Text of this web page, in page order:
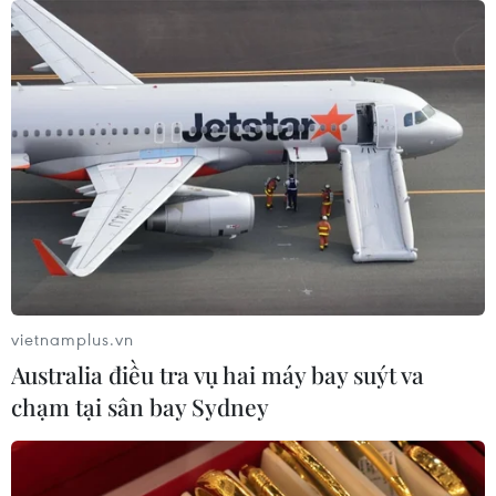
cứ quân sự thường trực với Mỹ
06/08/2026 00:06
Liên hợp quốc: Xung đột Ukraine trải
qua tháng đẫm máu nhất
05/08/2026 23:47
Đức điều tra vụ UAV gắn thuốc nổ
xuất hiện tại sân bay
05/08/2026 23:43
Bất ổn địa chính trị kìm hãm tăng
trưởng Eurozone
vietnamplus.vn
Australia điều tra vụ hai máy bay suýt va
chạm tại sân bay Sydney